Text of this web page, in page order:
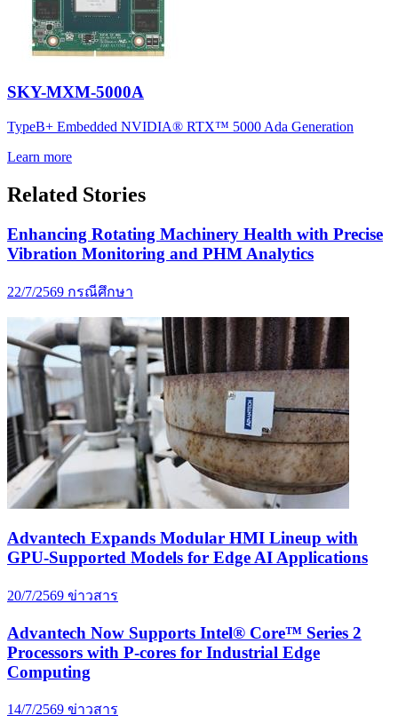
SKY-MXM-5000A
TypeB+ Embedded NVIDIA® RTX™ 5000 Ada Generation
Learn more
Related Stories
Enhancing Rotating Machinery Health with Precise
Vibration Monitoring and PHM Analytics
22/7/2569 กรณีศึกษา
Advantech Expands Modular HMI Lineup with
GPU-Supported Models for Edge AI Applications
20/7/2569 ข่าวสาร
Advantech Now Supports Intel® Core™ Series 2
Processors with P-cores for Industrial Edge
Computing
14/7/2569 ข่าวสาร